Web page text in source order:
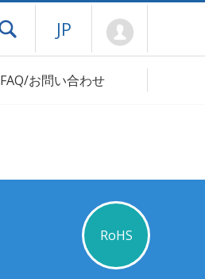
ドロワーメニューを開く
JP
FAQ/お問い合わせ
RoHS